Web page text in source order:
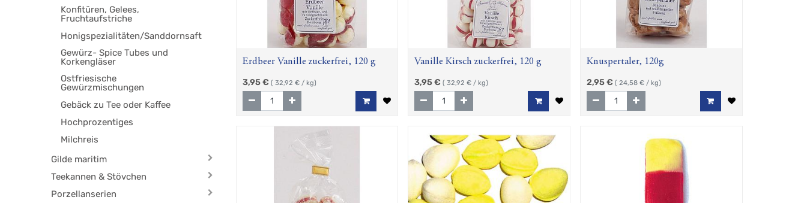
Konfitüren, Gelees,
Fruchtaufstriche
Honigspezialitäten/Sanddornsaft
Gewürz- Spice Tubes und
Korkengläser
Ostfriesische
Gewürzmischungen
Gebäck zu Tee oder Kaffee
Hochprozentiges
Milchreis
Gilde maritim
Teekannen & Stövchen
Porzellanserien
Erdbeer Vanille zuckerfrei, 120 g
3,95€ ( 32,92 € / kg)
Vanille Kirsch zuckerfrei, 120 g
3,95€ (32,92 € / kg)
Knuspertaler, 120g
2,95€ (24,58 € / kg)